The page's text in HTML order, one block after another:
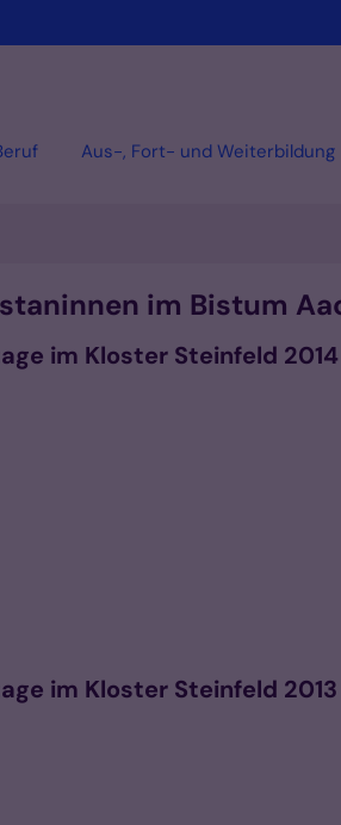
Aus-, Fort- und Weiterbildung
im Bistum
im Kloster Steinfeld 2014
im Kloster Steinfeld 2013